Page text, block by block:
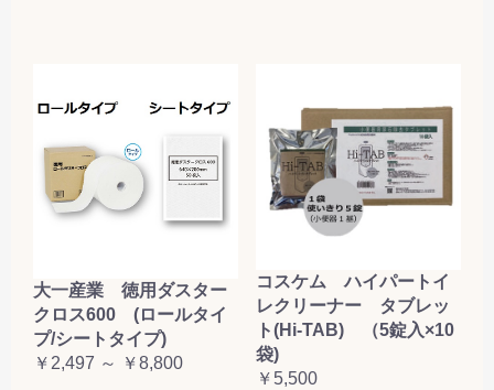
大一産業 徳用ダスター
クロス600 (ロールタイ
プ/シートタイプ)
￥2,497 ～ ￥8,800
コスケム ハイパートイ
レクリーナー タブレッ
ト(Hi-TAB) （5錠入×10
袋)
￥5,500